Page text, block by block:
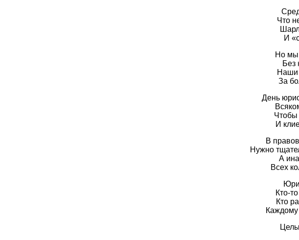
Что
И
Но мы
Без
Наши
За
День
Чтобы
И
В
Нужно
А
Всех
Кто-
Кто
Каждому